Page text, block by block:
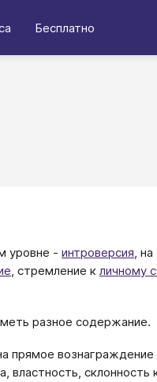
Бесплатно
уровне - интроверсия ,
, стремление к личному
разное содержание.
прямое
властность, склонность